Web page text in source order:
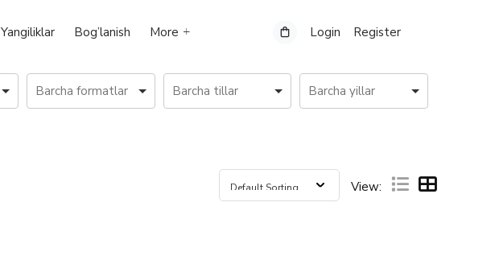
Yangiliklar Bog’lanish More Login Register
View: